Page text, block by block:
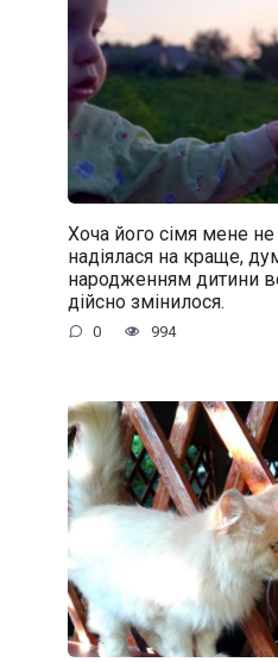
Хоча його сімя мене
надіялася на краще,
народженням дитини
дійсно змінилося.
0 994